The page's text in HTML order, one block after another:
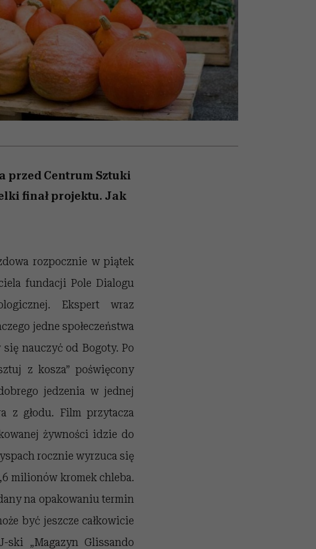
pożądane
i marki sezonu
przed Centrum Sztuki
finał projektu. Jak
rozpocznie w piątek
fundacji Pole Dialogu
Ekspert wraz
jedne społeczeństwa
nauczyć od Bogoty. Po
z kosza” poświęcony
jedzenia w jednej
z głodu. Film przytacza
żywności idzie do
rocznie wyrzuca się
milionów kromek chleba.
na opakowaniu termin
być jeszcze całkowicie
„Magazyn Glissando